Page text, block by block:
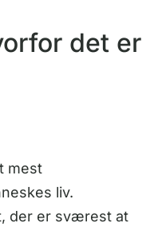
det er
mest
liv.
der er sværest at